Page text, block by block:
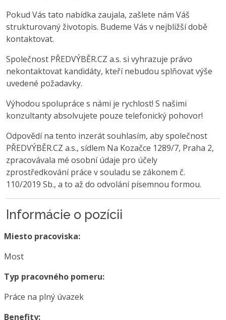
Pokud Vás tato nabídka zaujala, zašlete nám Váš
strukturovaný životopis. Budeme Vás v nejbližší době
kontaktovat.
Společnost PŘEDVÝBĚR.CZ a.s. si vyhrazuje právo
nekontaktovat kandidáty, kteří nebudou splňovat výše
uvedené požadavky.
Výhodou spolupráce s námi je rychlost! S našimi
konzultanty absolvujete pouze telefonický pohovor!
Odpovědí na tento inzerát souhlasím, aby společnost
PŘEDVÝBĚR.CZ a.s., sídlem Na Kozačce 1289/7, Praha 2,
zpracovávala mé osobní údaje pro účely
zprostředkování práce v souladu se zákonem č.
110/2019 Sb., a to až do odvolání písemnou formou.
Informácie o pozícii
Miesto pracoviska:
Most
Typ pracovného pomeru:
Práce na plný úvazek
Benefity: